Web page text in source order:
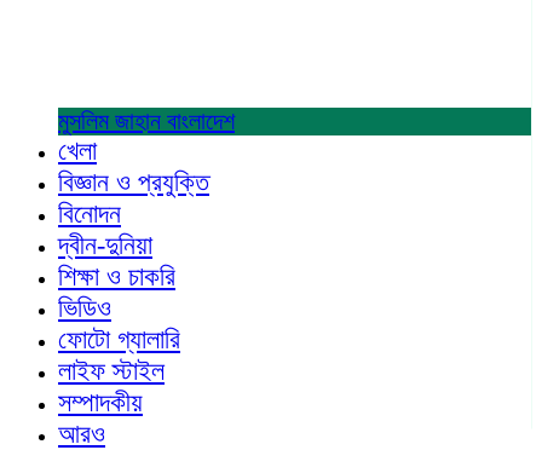
মুসলিম জাহান বাংলাদেশ
খেলা
বিজ্ঞান ও প্রযুক্তি
বিনোদন
দ্বীন-দুনিয়া
শিক্ষা ও চাকরি
ভিডিও
ফোটো গ্যালারি
লাইফ স্টাইল
সম্পাদকীয়
আরও